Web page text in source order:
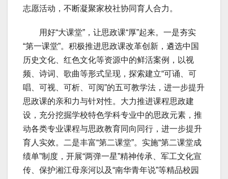
志愿活动，不断凝聚家校社协同育人合力。
用好“大课堂”，让思政课“厚”起来。一是夯实
“第一课堂”。积极推进思政课改革创新，遴选中国
历史文化、红色文化等资源中的鲜活案例，以视
频、诗词、歌曲等形式呈现，探索建立“可诵、可
唱、可视、可析、可阅”的五可教学法，进一步提升
思政课的亲和力与针对性。大力推进课程思政建
设，充分挖掘学校特色学科专业中的思政元素，推
动各类专业课程与思政教育同向同行，进一步提升
育人实效。二是丰富“第二课堂”。实施“第二课堂成
绩单”制度，开展“两弹一星”精神传承、军工文化宣
传、保护湘江母亲河以及“南华青年说”等精品校园